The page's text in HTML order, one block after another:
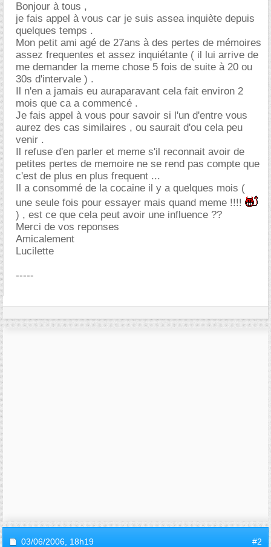
Bonjour à tous ,
je fais appel à vous car je suis assea inquiète depuis
quelques temps .
Mon petit ami agé de 27ans à des pertes de mémoires
assez frequentes et assez inquiétante ( il lui arrive de
me demander la meme chose 5 fois de suite à 20 ou
30s d'intervale ) .
Il n'en a jamais eu auraparavant cela fait environ 2
mois que ca a commencé .
Je fais appel à vous pour savoir si l'un d'entre vous
aurez des cas similaires , ou saurait d'ou cela peu
venir .
Il refuse d'en parler et meme s'il reconnait avoir de
petites pertes de memoire ne se rend pas compte que
c'est de plus en plus frequent ...
Il a consommé de la cocaine il y a quelques mois (
une seule fois pour essayer mais quand meme !!!!
) , est ce que cela peut avoir une influence ??
Merci de vos reponses
Amicalement
Lucilette
-----
03/06/2006, 18h19 #2